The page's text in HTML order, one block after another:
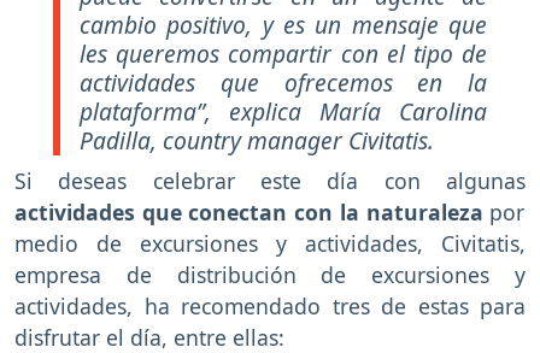
cambio positivo, y es un mensaje que
les queremos compartir con el tipo de
actividades que ofrecemos en la
plataforma”, explica María Carolina
Padilla, country manager Civitatis.
Si deseas celebrar este día con algunas
actividades que conectan con la naturaleza por
medio de excursiones y actividades, Civitatis,
empresa de distribución de excursiones y
actividades, ha recomendado tres de estas para
disfrutar el día, entre ellas: